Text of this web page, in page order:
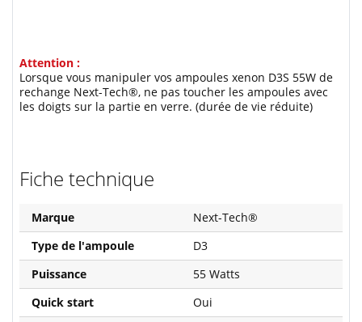
Attention :
Lorsque vous manipuler vos ampoules xenon D3S 55W de
rechange Next-Tech®, ne pas toucher les ampoules avec
les doigts sur la partie en verre. (durée de vie réduite)
Fiche technique
Marque
Next-Tech®
Type de l'ampoule
D3
Puissance
55 Watts
Quick start
Oui